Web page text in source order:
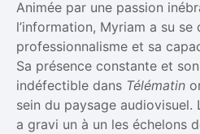
Animée par une passion
l’information, Myriam a su
professionnalisme et sa
Sa présence constante et
indéfectible dans Télématin
sein du paysage audiovisuel.
a gravi un à un les échelons